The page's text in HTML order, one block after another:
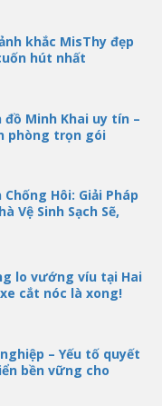
khắc MisThy đẹp
hút nhất
đồ Minh Khai uy tín –
phòng trọn gói
Hôi: Giải Pháp
Vệ Sinh Sạch Sẽ,
lo vướng víu tại Hai
cắt nóc là xong!
– Yếu tố quyết
bền vững cho